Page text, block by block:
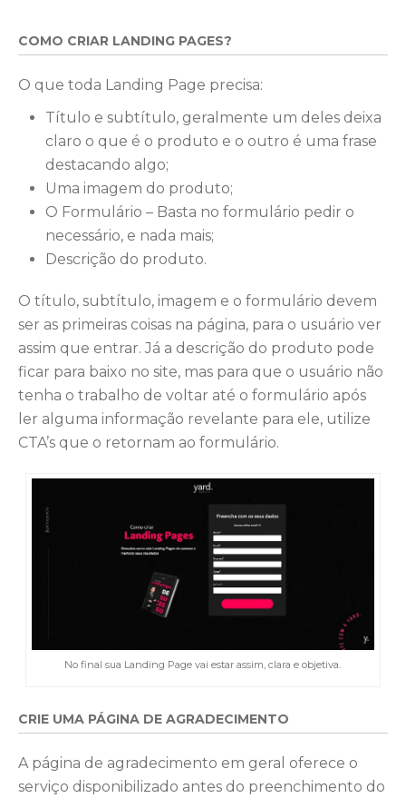
COMO CRIAR LANDING PAGES?
O que toda Landing Page precisa:
Título e subtítulo, geralmente um deles deixa
claro o que é o produto e o outro é uma frase
destacando algo;
Uma imagem do produto;
O Formulário – Basta no formulário pedir o
necessário, e nada mais;
Descrição do produto.
O título, subtítulo, imagem e o formulário devem
ser as primeiras coisas na página, para o usuário ver
assim que entrar. Já a descrição do produto pode
ficar para baixo no site, mas para que o usuário não
tenha o trabalho de voltar até o formulário após
ler alguma informação revelante para ele, utilize
CTA’s que o retornam ao formulário.
No final sua Landing Page vai estar assim, clara e objetiva.
CRIE UMA PÁGINA DE AGRADECIMENTO
A página de agradecimento em geral oferece o
serviço disponibilizado antes do preenchimento do